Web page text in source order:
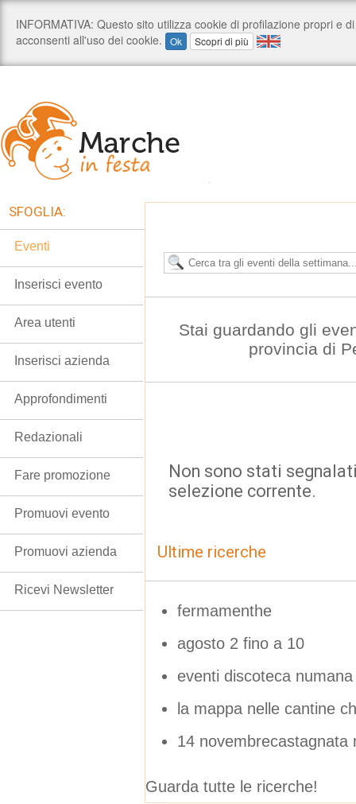
Stai guardando gli
provincia di
Non sono stati
selezione corrente.
Ultime ricerche
fermamenthe
agosto 2 fino a 10
eventi discoteca numana
la mappa nelle cantine
14 novembrecastagnata
Guarda tutte le ricerche!
SFOGLIA:
Eventi
Inserisci evento
Area utenti
Inserisci azienda
Approfondimenti
Redazionali
Fare promozione
Promuovi evento
Promuovi azienda
Ricevi Newsletter